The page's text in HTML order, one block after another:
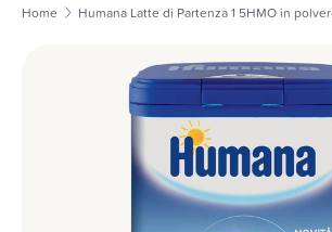
Home Humana Latte di Partenza 1 5HMO in